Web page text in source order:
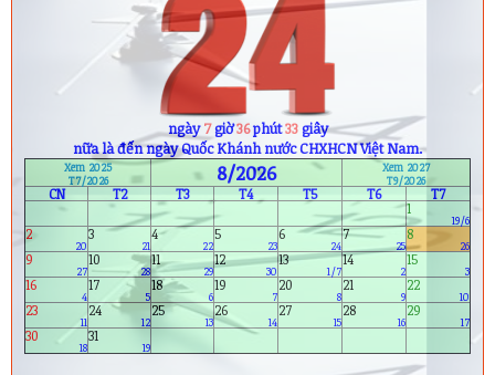
ngày7giờ36phút32giây
nữa là đến ngày Quốc Khánh nước CHXHCN Việt Nam.
Xem 2025
T7/2026
8/2026
Xem 2027
T9/2026
CN T2 T3 T4 T5 T6
T7
1
19/6
2
20
3
21
4
22
5
23
6
24
7
25
8
26
9
27
10
28
11
29
12
30
13
1/7
14
2
15
3
16
4
17
5
18
6
19
7
20
8
21
9
22
10
23
11
24
12
25
13
26
14
27
15
28
16
29
17
30
18
31
19